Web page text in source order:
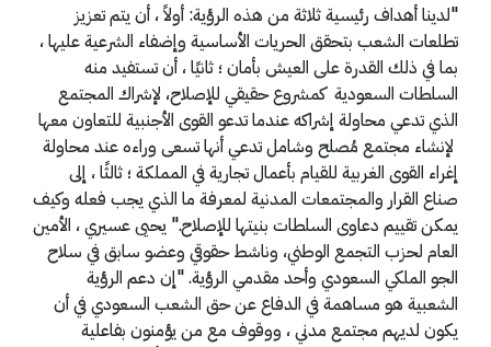
"لدينا أهداف رئيسية ثلاثة من هذه الرؤية: أولاً ، أن يتم تعزيز
تطلعات الشعب بتحقق الحريات الأساسية وإضفاء الشرعية عليها ،
بما في ذلك القدرة على العيش بأمان ؛ ثانيًا ، أن تستفيد منه
السلطات السعودية كمشروع حقيقي للإصلاح، لإشراك المجتمع
الذي تدعي محاولة إشراكه عندما تدعو القوى الأجنبية للتعاون معها
لإنشاء مجتمع مُصلح وشامل تدعي أنها تسعى وراءه عند محاولة
إغراء القوى الغربية للقيام بأعمال تجارية في المملكة ؛ ثالثًا ، إلى
صناع القرار والمجتمعات المدنية لمعرفة ما الذي يجب فعله وكيف
يمكن تقييم دعاوى السلطات بنيتها للإصلاح." يحيى عسيري ، الأمين
العام لحزب التجمع الوطني، وناشط حقوقي وعضو سابق في سلاح
الجو الملكي السعودي وأحد مقدمي الرؤية. "إن دعم الرؤية
الشعبية هو مساهمة في الدفاع عن حق الشعب السعودي في أن
يكون لديهم مجتمع مدني ، ووقوف مع من يؤمنون بفاعلية